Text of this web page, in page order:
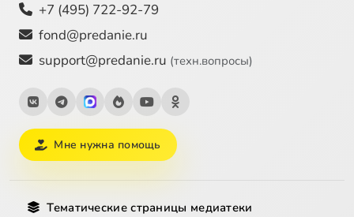
+7 (495) 722-92-79
fond@predanie.ru
support@predanie.ru (техн.вопросы)
Мне нужна помощь
Тематические страницы медиатеки